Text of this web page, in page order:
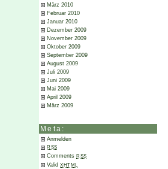
März 2010
Februar 2010
Januar 2010
Dezember 2009
November 2009
Oktober 2009
September 2009
August 2009
Juli 2009
Juni 2009
Mai 2009
April 2009
März 2009
Meta:
Anmelden
RSS
Comments RSS
Valid XHTML